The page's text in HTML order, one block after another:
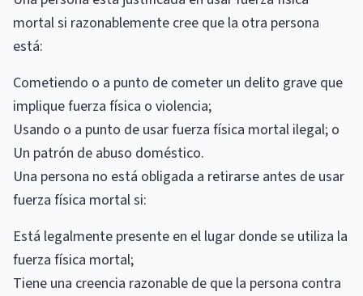
mortal si razonablemente cree que la otra persona
está:
Cometiendo o a punto de cometer un delito grave que
implique fuerza física o violencia;
Usando o a punto de usar fuerza física mortal ilegal; o
Un patrón de abuso doméstico.
Una persona no está obligada a retirarse antes de usar
fuerza física mortal si:
Está legalmente presente en el lugar donde se utiliza la
fuerza física mortal;
Tiene una creencia razonable de que la persona contra